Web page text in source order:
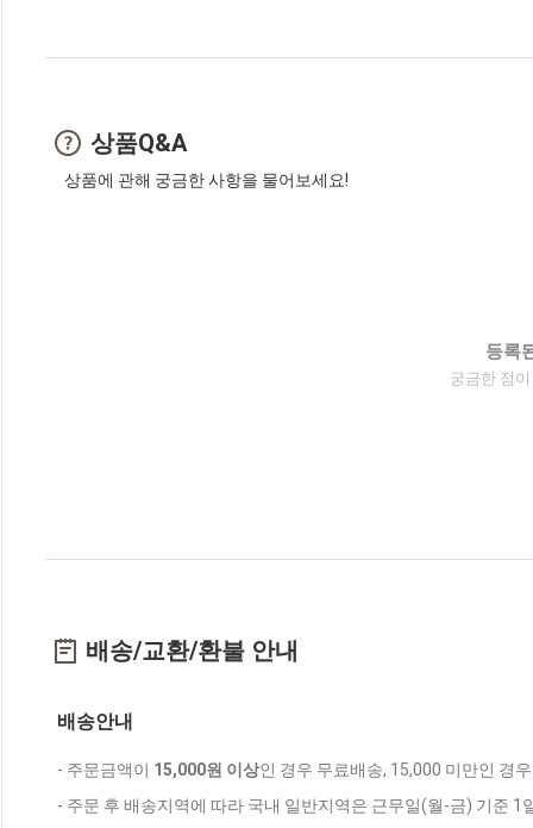
상품Q&A
상품에 관해 궁금한 사항을 물어보세요!
등록
궁금한 점
배송/교환/환불 안내
배송안내
- 주문금액이 15,000원 이상인 경우 무료배송, 15,000 미만인 경
- 주문 후 배송지역에 따라 국내 일반지역은 근무일(월-금) 기준